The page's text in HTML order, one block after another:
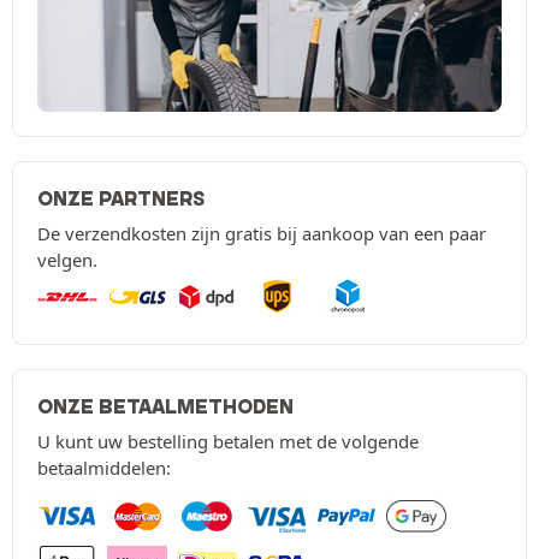
ONZE PARTNERS
De verzendkosten zijn gratis bij aankoop van een paar
velgen.
ONZE BETAALMETHODEN
U kunt uw bestelling betalen met de volgende
betaalmiddelen: